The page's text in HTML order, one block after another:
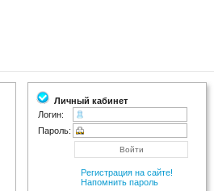
Личный кабинет
Логин:
Пароль:
Регистрация на сайте!
Напомнить пароль